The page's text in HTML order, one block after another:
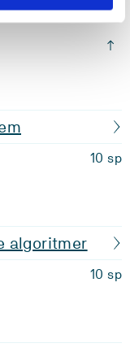
10 sp
algoritmer
10 sp